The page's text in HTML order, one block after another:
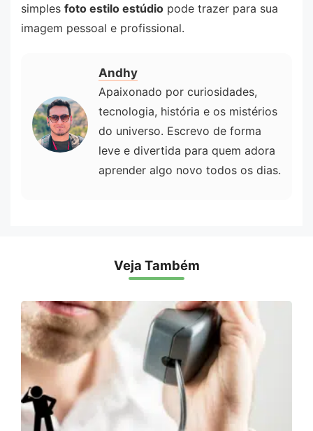
simples foto estilo estúdio pode trazer para sua
imagem pessoal e profissional.
Andhy
Apaixonado por curiosidades,
tecnologia, história e os mistérios
do universo. Escrevo de forma
leve e divertida para quem adora
aprender algo novo todos os dias.
Veja Também